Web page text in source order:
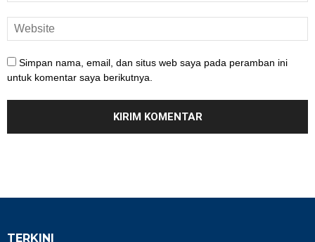
Simpan nama, email, dan situs web saya pada peramban ini
untuk komentar saya berikutnya.
TERKINI